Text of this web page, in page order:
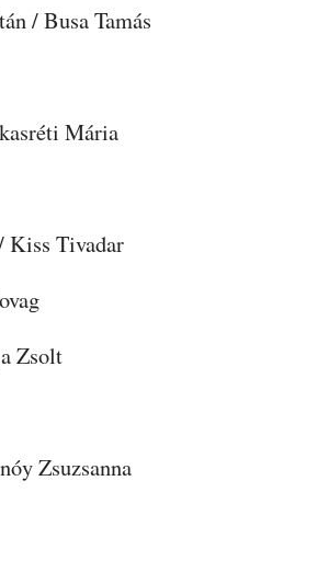
/ Busa Tamás
Mária
Kiss Tivadar
Zsolt
Zsuzsanna